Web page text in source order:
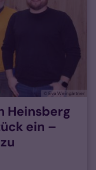
© Eva Weingärtner
Heinsberg
ein –